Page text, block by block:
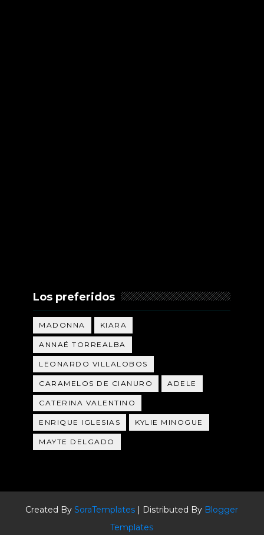
Los preferidos
MADONNA KIARA
ANNAÉ TORREALBA
LEONARDO VILLALOBOS
CARAMELOS DE CIANURO ADELE
CATERINA VALENTINO
ENRIQUE IGLESIAS KYLIE MINOGUE
MAYTE DELGADO
Created BySoraTemplates | Distributed By Blogger
Templates